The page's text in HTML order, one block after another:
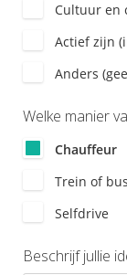
Cultuur en
Actief zijn
Anders
Welke manier
Chauffeur
Trein of bus
Selfdrive
Beschrijf jullie